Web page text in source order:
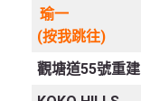
瑜一
(按我跳往)
觀塘道55號重建